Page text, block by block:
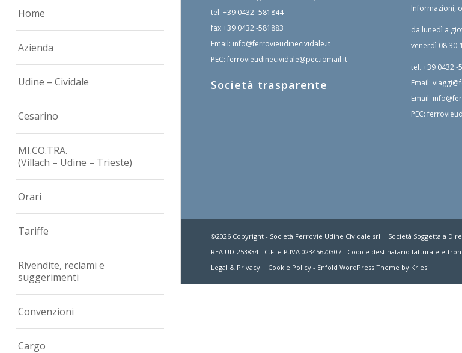
Home
Azienda
Udine – Cividale
Cesarino
MI.CO.TRA.
(Villach – Udine – Trieste)
Orari
Tariffe
Rivendite, reclami e
suggerimenti
Convenzioni
Cargo
tel. +39 0432 -581844
fax+39 0432 -581883
Email: info@ferrovieudinecividale.it
PEC: ferrovieudinecividale@pec.iomail.it
Società trasparente
Informazioni,
da lunedì a
venerdì 08:30-
tel.+39 0432 -
Email:
Email:
PEC:
©2026 Copyright - Società Ferrovie Udine Cividale srl | Società Soggetta a
REA UD-253834 - C.F. e P.IVA 02345670307 - Codice destinatario fattura
Legal & Privacy | Cookie Policy - Enfold WordPress Theme by Kriesi